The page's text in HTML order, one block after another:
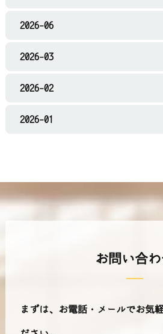
2026-06
2026-03
2026-02
2026-01
お問い合
まずは、お電話・メールでお気